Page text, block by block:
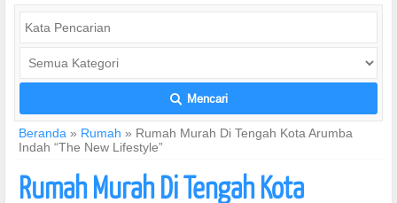
L Mencari
Beranda » Rumah » Rumah Murah Di Tengah Kota Arumba
Indah “The New Lifestyle”
Rumah Murah Di Tengah Kota